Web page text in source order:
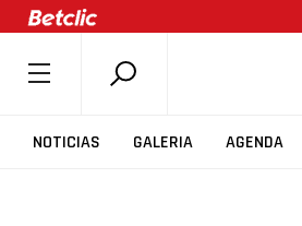
NOTICIAS GALERIA AGENDA
SOBRE A FPB